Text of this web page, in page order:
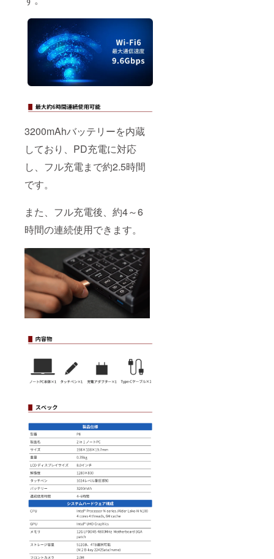
3200mAhバッテリーを内蔵
しており、PD充電に対応
し、フル充電まで約2.5時間
です。
また、フル充電後、約4～6
時間の連続使用できます。